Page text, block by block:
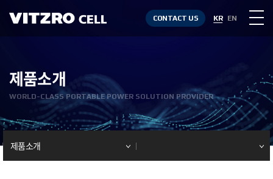
CONTACT US KR EN
제품소개
WORLD-CLASS PORTABLE POWER SOLUTION PROVIDER
제품소개